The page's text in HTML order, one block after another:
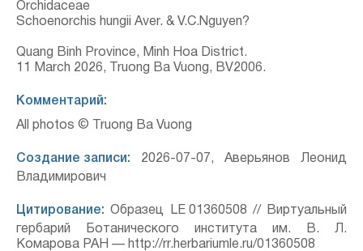
Orchidaceae
Schoenorchis hungii Aver. & V.C.Nguyen?
Quang Binh Province, Minh Hoa District.
11 March 2026, Truong Ba Vuong, BV2006.
Комментарий:
All photos © Truong Ba Vuong
Создание записи: 2026-07-07, Аверьянов Леонид
Владимирович
Цитирование: Образец LE 01360508 // Виртуальный
гербарий Ботанического института им. В. Л.
Комарова РАН — http://rr.herbariumle.ru/01360508